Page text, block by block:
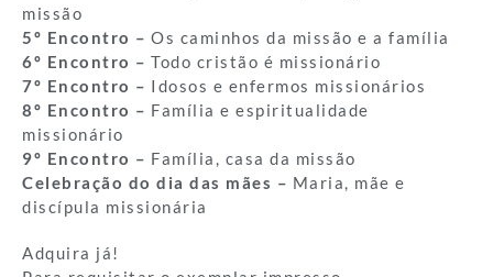
missão
5º Encontro – Os caminhos da missão e a família
6º Encontro – Todo cristão é missionário
7º Encontro – Idosos e enfermos missionários
8º Encontro – Família e espiritualidade
missionário
9º Encontro – Família, casa da missão
Celebração do dia das mães – Maria, mãe e
discípula missionária
Adquira já!